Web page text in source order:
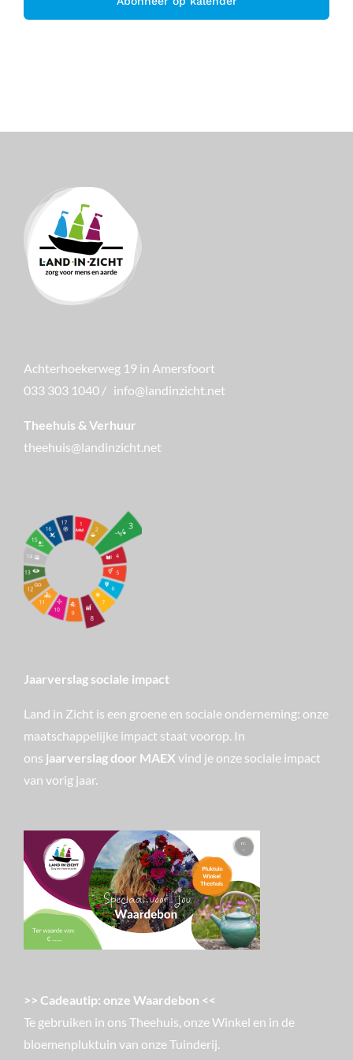
Achterhoekerweg 19 in Amersfoort
033 303 1040 / info@landinzicht.net
Theehuis & Verhuur
theehuis@landinzicht.net
Jaarverslag sociale impact
Land in Zicht is een groene en sociale onderneming: onze
maatschappelijke impact staat voorop. In
ons jaarverslag door MAEX vind je onze sociale impact
van vorig jaar.
>> Cadeautip: onze Waardebon <<
Te gebruiken in ons Theehuis, onze Winkel en in de
bloemenpluktuin van onze Tuinderij.